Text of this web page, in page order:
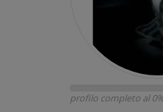
profilo completo al